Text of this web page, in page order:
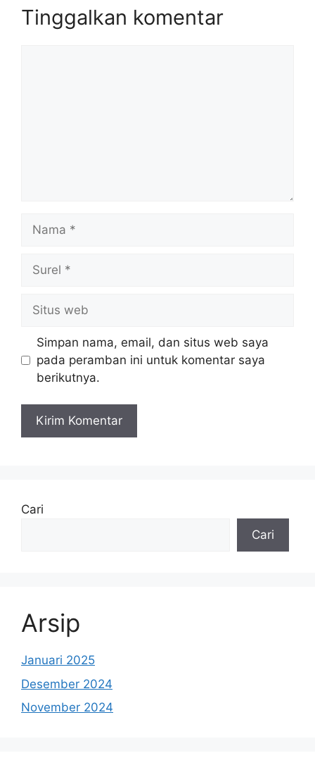
Tinggalkan komentar
web
Simpan nama, email, dan situs web saya
pada peramban ini untuk komentar saya
berikutnya.
Cari
Cari
Arsip
Januari 2025
Desember 2024
November 2024